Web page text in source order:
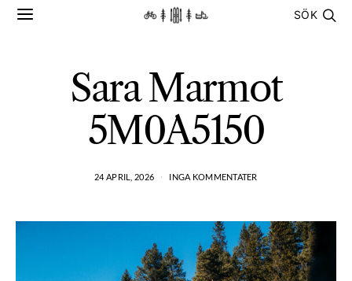
SÖK
Sara Marmot
5M0A5150
24 APRIL, 2026 INGA KOMMENTATER